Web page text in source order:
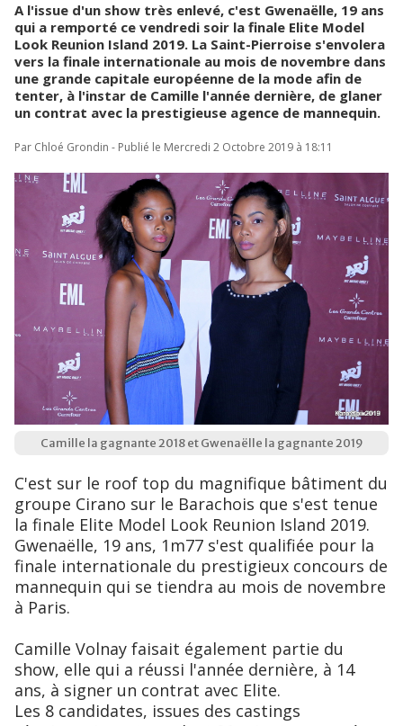
A l'issue d'un show très enlevé, c'est Gwenaëlle, 19 ans
qui a remporté ce vendredi soir la finale Elite Model
Look Reunion Island 2019. La Saint-Pierroise s'envolera
vers la finale internationale au mois de novembre dans
une grande capitale européenne de la mode afin de
tenter, à l'instar de Camille l'année dernière, de glaner
un contrat avec la prestigieuse agence de mannequin.
Par Chloé Grondin - Publié le Mercredi 2 Octobre 2019 à 18:11
Camille la gagnante 2018 et Gwenaëlle la gagnante 2019
C'est sur le roof top du magnifique bâtiment du
groupe Cirano sur le Barachois que s'est tenue
la finale Elite Model Look Reunion Island 2019.
Gwenaëlle, 19 ans, 1m77 s'est qualifiée pour la
finale internationale du prestigieux concours de
mannequin qui se tiendra au mois de novembre
à Paris.
Camille Volnay faisait également partie du
show, elle qui a réussi l'année dernière, à 14
ans, à signer un contrat avec Elite.
Les 8 candidates, issues des castings